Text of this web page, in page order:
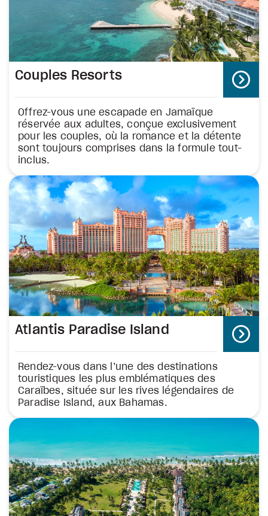
Couples Resorts
Offrez-vous une escapade en Jamaïque
réservée aux adultes, conçue exclusivement
pour les couples, où la romance et la détente
sont toujours comprises dans la formule tout-
inclus.
Atlantis Paradise Island
Rendez-vous dans l’une des destinations
touristiques les plus emblématiques des
Caraïbes, située sur les rives légendaires de
Paradise Island, aux Bahamas.